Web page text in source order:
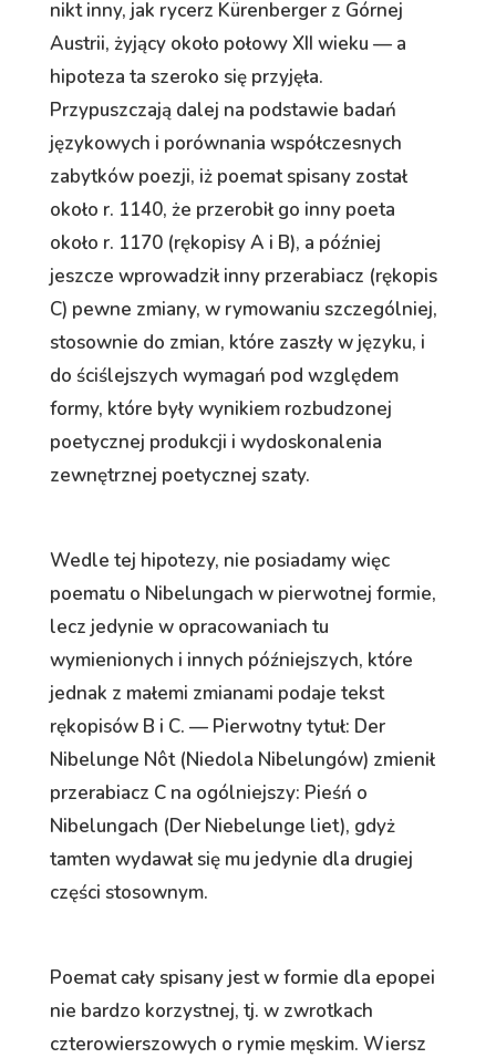
nikt inny, jak rycerz Kürenberger z Górnej
Austrii, żyjący około połowy XII wieku — a
hipoteza ta szeroko się przyjęła.
Przypuszczają dalej na podstawie badań
językowych i porównania współczesnych
zabytków poezji, iż poemat spisany został
około r. 1140, że przerobił go inny poeta
około r. 1170 (rękopisy A i B), a później
jeszcze wprowadził inny przerabiacz (rękopis
C) pewne zmiany, w rymowaniu szczególniej,
stosownie do zmian, które zaszły w języku, i
do ściślejszych wymagań pod względem
formy, które były wynikiem rozbudzonej
poetycznej produkcji i wydoskonalenia
zewnętrznej poetycznej szaty.
Wedle tej hipotezy, nie posiadamy więc
poematu o Nibelungach w pierwotnej formie,
lecz jedynie w opracowaniach tu
wymienionych i innych późniejszych, które
jednak z małemi zmianami podaje tekst
rękopisów B i C. — Pierwotny tytuł: Der
Nibelunge Nôt (Niedola Nibelungów) zmienił
przerabiacz C na ogólniejszy: Pieśń o
Nibelungach (Der Niebelunge liet), gdyż
tamten wydawał się mu jedynie dla drugiej
części stosownym.
Poemat cały spisany jest w formie dla epopei
nie bardzo korzystnej, tj. w zwrotkach
czterowierszowych o rymie męskim. Wiersz